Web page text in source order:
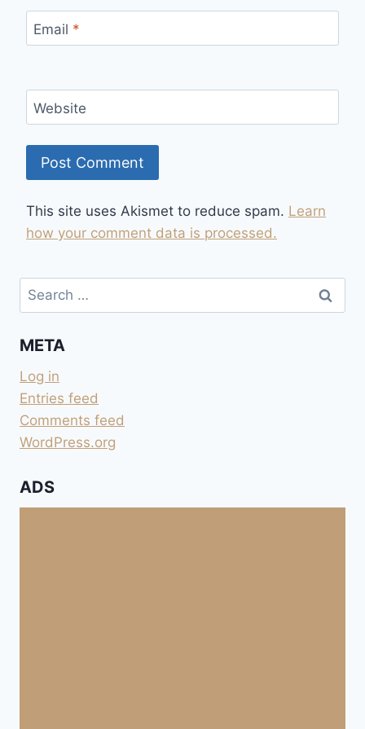
Email *
Website
This site uses Akismet to reduce spam. Learn
how your comment data is processed.
Search
for:
META
Log in
Entries feed
Comments feed
WordPress.org
ADS